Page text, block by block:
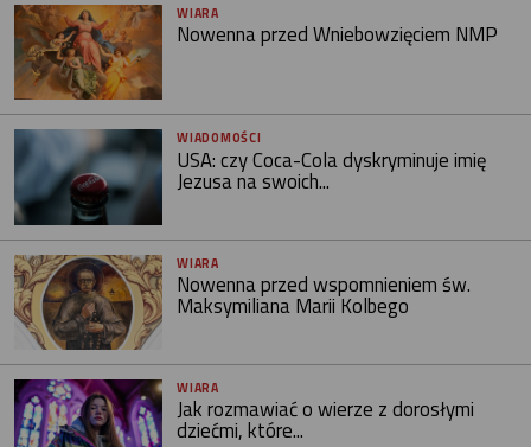
WIARA
Nowenna przed Wniebowzięciem NMP
WIADOMOŚCI
USA: czy Coca-Cola dyskryminuje imię
Jezusa na swoich...
WIARA
Nowenna przed wspomnieniem św.
Maksymiliana Marii Kolbego
WIARA
Jak rozmawiać o wierze z dorosłymi
dziećmi, które...